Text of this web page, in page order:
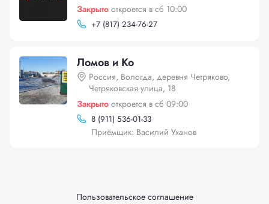
Закрыто откроется в сб 10:00
+7 (817) 234-76-27
Ломов и Ко
Россия, Вологда, деревня Четряково,
Четряковская улица, 18
Закрыто откроется в сб 09:00
8 (911) 536-01-33
Приёмщик: Василий Уханов
Пользовательское соглашение